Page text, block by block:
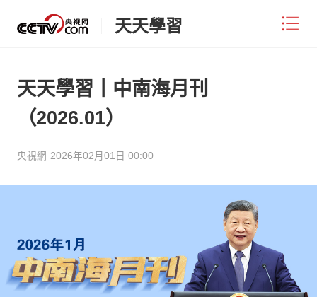
天天學習
天天學習丨中南海月刊
（2026.01）
央視網 2026年02月01日 00:00